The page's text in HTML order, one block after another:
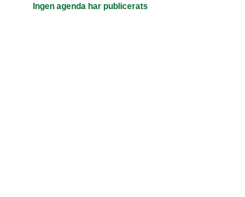
Ingen agenda har publicerats